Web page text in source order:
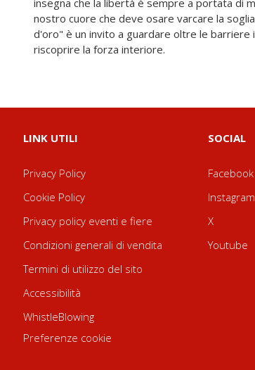
riscoprire la forza interiore.
LINK UTILI
Privacy Policy
Cookie Policy
Privacy policy eventi e fiere
Condizioni generali di vendita
Termini di utilizzo del sito
Accessibilità
WhistleBlowing
Preferenze cookie
SOCIAL
Facebook
Instagram
X
Youtube